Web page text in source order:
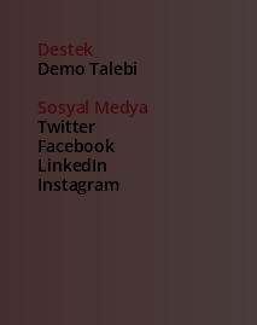
Destek
Demo Talebi
Sosyal Medya
Twitter
Facebook
LinkedIn
Instagram